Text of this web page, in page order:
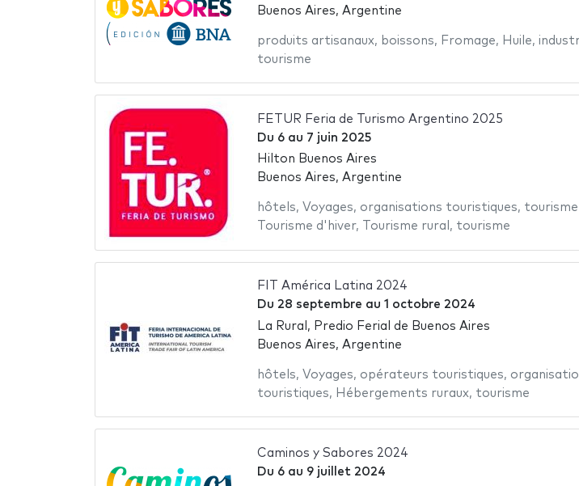
Buenos Aires, Argentine
produits artisanaux, boissons, Fromage, Huile,
tourisme
FETUR Feria de Turismo Argentino 2025
Du 6au 7 juin 2025
Hilton Buenos Aires
Buenos Aires, Argentine
hôtels, Voyages, organisations touristiques, tourisme
Tourisme d'hiver, Tourisme rural , tourisme
FIT América Latina 2024
Du 28 septembre au 1 octobre 2024
La Rural, Predio Ferial de Buenos Aires
Buenos Aires, Argentine
hôtels, Voyages, opérateurs touristiques,
touristiques, Hébergements ruraux, tourisme
Caminos y Sabores 2024
Du 6au 9 juillet 2024